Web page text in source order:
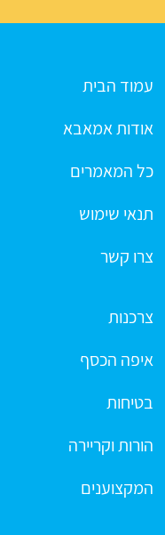
עמוד הבית
אודות אמאבא
כל המאמרים
תנאי שימוש
צרו קשר
צרכנות
איפה הכסף
בטיחות
הורות וקריירה
המקצוענים